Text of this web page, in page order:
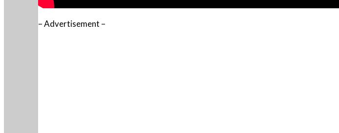
– Advertisement –